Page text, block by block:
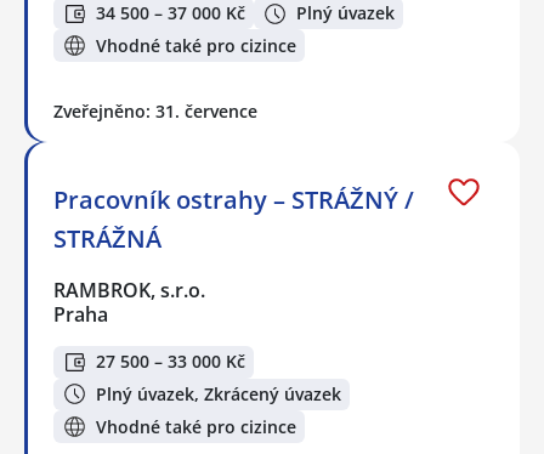
34 500 – 37 000 Kč
Plný úvazek
Vhodné také pro cizince
Zveřejněno: 31. července
Pracovník ostrahy – STRÁŽNÝ /
STRÁŽNÁ
RAMBROK, s.r.o.
Praha
27 500 – 33 000 Kč
Plný úvazek, Zkrácený úvazek
Vhodné také pro cizince